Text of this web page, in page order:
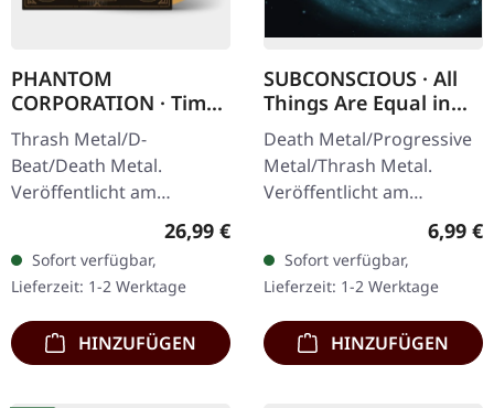
PHANTOM
CORPORATION · Time
And Tide | ORANGE
MARBLED LP
Thrash Metal/D-
Beat/Death Metal.
Veröffentlicht am
12.12.2025, auf Supreme
Chaos Records. Orange
marmoriertes Vinyl mit
Insert. Limitiert auf 150…
Regulärer Preis:
26,99 €
Sofort verfügbar,
Lieferzeit: 1-2 Werktage
HINZUFÜGEN
SUBCONSCIOUS · All
Things Are Equal in
Death | CD
Death Metal/Progressive
Metal/Thrash Metal.
Veröffentlicht am
08.08.2008, auf Supreme
Chaos Records. CD im
Jewelcase mit 8-seitigem
Booklet.…
6,99 €
Sofort verfügbar,
Lieferzeit: 1-2 Werktage
HINZUFÜGEN